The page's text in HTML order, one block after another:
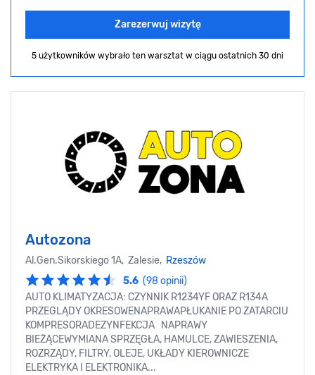
Zarezerwuj wizytę
5 użytkowników wybrało ten warsztat w ciągu ostatnich 30 dni
Autozona
Al.Gen.Sikorskiego 1A, Zalesie, Rzeszów
5.6 (98 opinii)
AUTO KLIMATYZACJA: CZYNNIK R1234YF ORAZ R134A
PRZEGLĄDY OKRESOWENAPRAWAPŁUKANIE PO ZATARCIU
KOMPRESORADEZYNFEKCJA NAPRAWY
BIEŻĄCEWYMIANA SPRZĘGŁA, HAMULCE, ZAWIESZENIA,
ROZRZĄDY, FILTRY, OLEJE, UKŁADY KIEROWNICZE
ELEKTRYKA I ELEKTRONIKA...